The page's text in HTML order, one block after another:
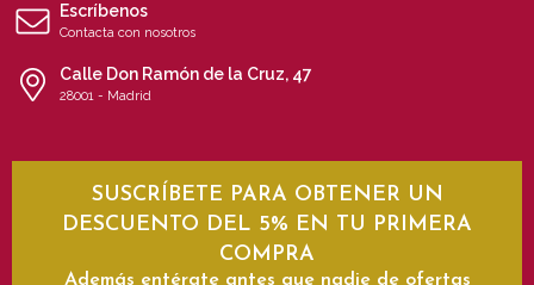
Escríbenos
Contacta con nosotros
Calle Don Ramón de la Cruz, 47
28001 - Madrid
SUSCRÍBETE PARA OBTENER UN
DESCUENTO DEL 5% EN TU PRIMERA
COMPRA
Además entérate antes que nadie de ofertas